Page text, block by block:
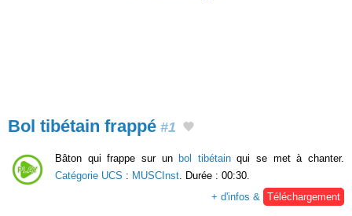
Bol tibétain frappé #1
Bâton qui frappe sur unbol tibétainqui se met à chanter.
Catégorie UCS : MUSCInst . Durée : 00:30.
+ d'infos &
Téléchargement